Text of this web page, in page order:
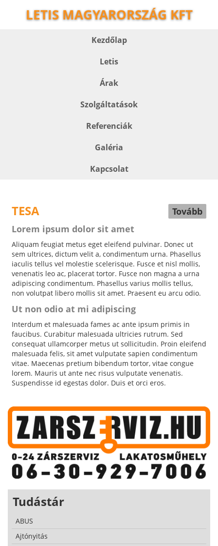
LETIS MAGYARORSZÁG KFT
Kezdőlap
Letis
Árak
Szolgáltatások
Referenciák
Galéria
Kapcsolat
TESA
Tovább
Lorem ipsum dolor sit amet
Aliquam feugiat metus eget eleifend pulvinar. Donec ut
sem ultrices, dictum velit a, condimentum urna. Phasellus
iaculis tellus vel molestie scelerisque. Fusce et nisl mollis,
venenatis leo ac, placerat tortor. Fusce non magna a urna
adipiscing condimentum. Phasellus varius mollis tellus,
non volutpat libero mollis sit amet. Praesent eu arcu odio.
Ut non odio at mi adipiscing
Interdum et malesuada fames ac ante ipsum primis in
faucibus. Curabitur malesuada ultricies rutrum. Sed
consequat ullamcorper metus ut sollicitudin. Proin eleifend
malesuada felis, sit amet vulputate sapien condimentum
vitae. Maecenas pretium bibendum tortor, vitae congue
lorem. Mauris ut ante nec risus vulputate venenatis.
Suspendisse id egestas dolor. Duis et orci eros.
Tudástár
ABUS
Ajtónyitás